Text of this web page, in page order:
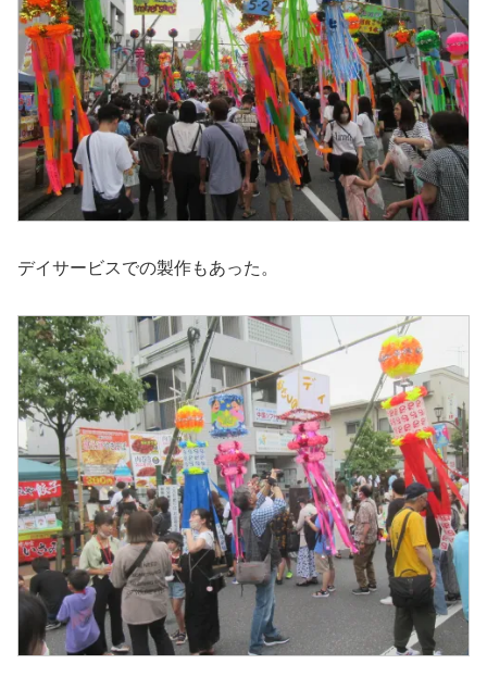
デイサービスでの製作もあった。